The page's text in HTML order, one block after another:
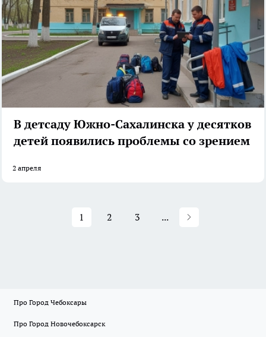
В детсаду Южно-Сахалинска у десятков
детей появились проблемы со зрением
2 апреля
1 2 3 ...
Про Город Чебоксары
Про Город Новочебоксарск